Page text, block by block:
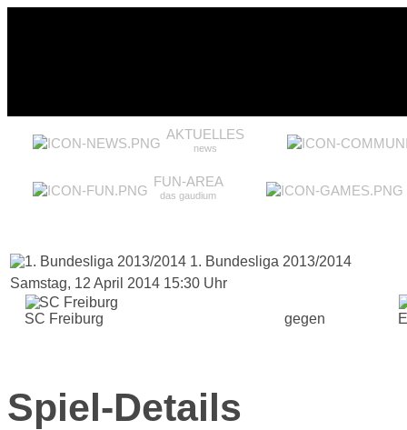
AKTUELLES
news
FUN-AREA
das gaudium
1. Bundesliga 2013/2014
Samstag, 12 April 2014 15:30 Uhr
SC Freiburg gegen
Spiel-Details